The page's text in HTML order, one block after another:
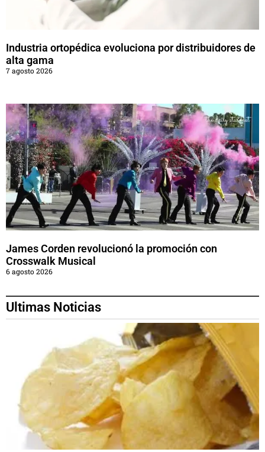
Industria ortopédica evoluciona por distribuidores de
alta gama
7 agosto 2026
James Corden revolucionó la promoción con
Crosswalk Musical
6 agosto 2026
Ultimas Noticias